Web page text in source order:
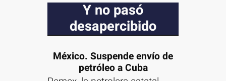
Y no pasó
desapercibido
México. Suspende envío de
petróleo a Cuba